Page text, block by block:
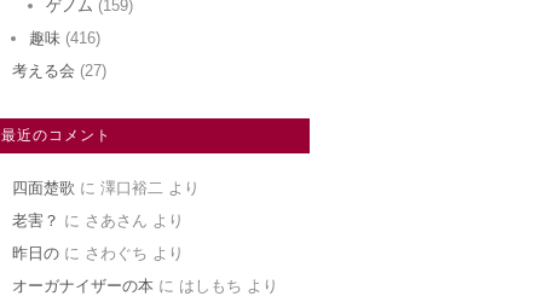
ゲノム (159)
趣味 (416)
考える会 (27)
最近のコメント
四面楚歌 に 澤口裕二 より
老害？ に さあさん より
昨日の に さわぐち より
オーガナイザーの本 に はしもち より